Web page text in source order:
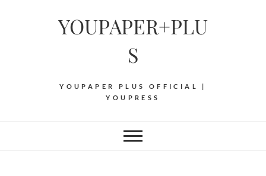
YOUPAPER+PLU
S
YOUPAPER PLUS OFFICIAL |
YOUPRESS